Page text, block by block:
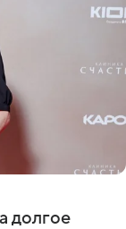
долгое